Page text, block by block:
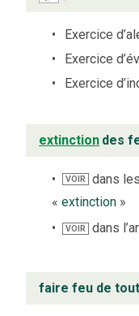
Exercice
Exercice
Exercice
extinction des
VOIR
dans
« extinction »
VOIR dans
faire feu de